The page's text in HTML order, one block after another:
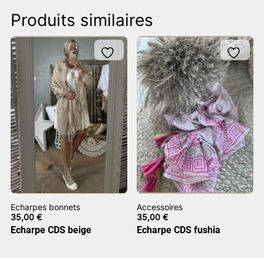
Produits similaires
Echarpes bonnets
35,00 €
Echarpe CDS beige
Accessoires
35,00€
Echarpe CDS fushia